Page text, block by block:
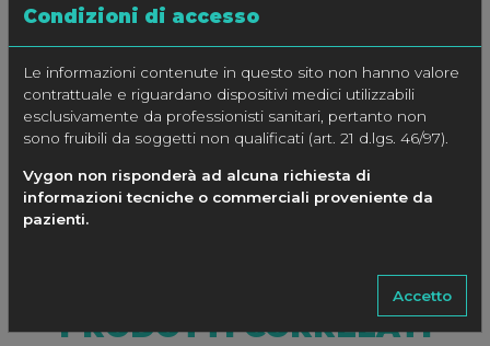
Condizioni di accesso
Le informazioni contenute in questo sito non hanno valore
contrattuale e riguardano dispositivi medici utilizzabili
esclusivamente da professionisti sanitari, pertanto non
sono fruibili da soggetti non qualificati (art. 21 d.lgs. 46/97).
Vygon non risponderà ad alcuna richiesta di
informazioni tecniche o commerciali proveniente da
pazienti.
Accetto
CODICE CATETERE
mm
cm
189.30 0.5 – 1.0 19 90 CHIUSA con tre fori laterali
PRODOTTI CORRELATI